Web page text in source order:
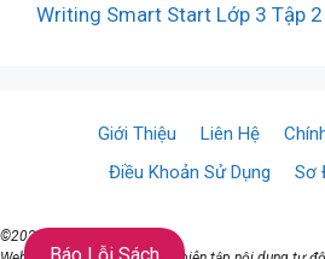
Writing Smart Start Lớp 3 Tập 2
Giới Thiệu Liên Hệ
Điều Khoản Sử Dụng
Sơ
©2021 ♥ TaiSach.Org